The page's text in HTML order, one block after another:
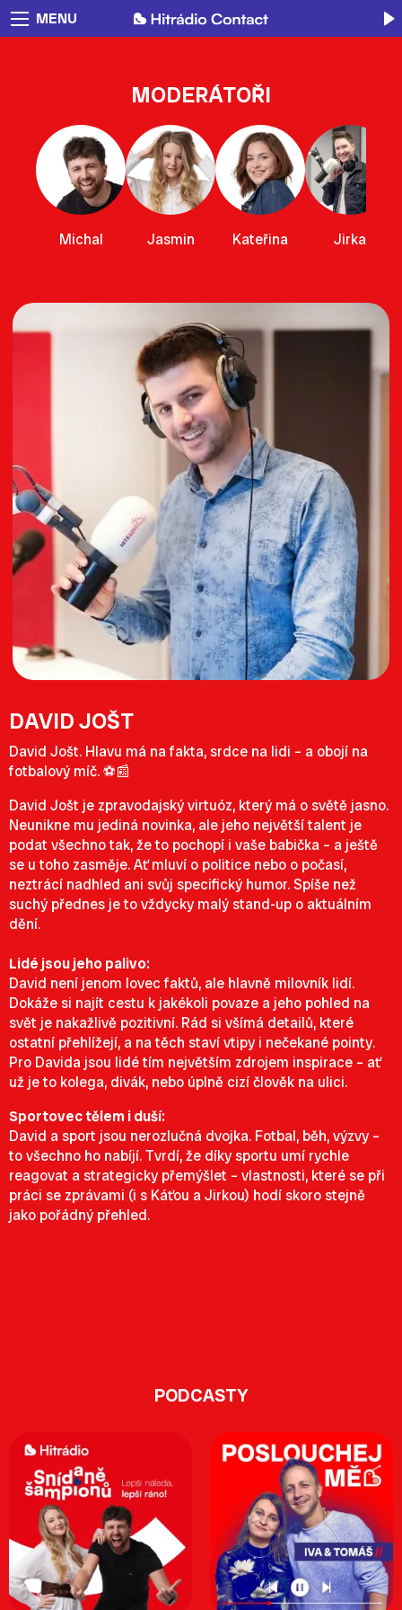
MENU
MODERÁTOŘI
Michal Jasmin Kateřina Jirka
DAVID JOŠT
David Jošt. Hlavu má na fakta, srdce na lidi – a obojí na
fotbalový míč. ⚽📰
David Jošt je zpravodajský virtuóz, který má o světě jasno.
Neunikne mu jediná novinka, ale jeho největší talent je
podat všechno tak, že to pochopí i vaše babička – a ještě
se u toho zasměje. Ať mluví o politice nebo o počasí,
neztrácí nadhled ani svůj specifický humor. Spíše než
suchý přednes je to vždycky malý stand-up o aktuálním
dění.
Lidé jsou jeho palivo:
David není jenom lovec faktů, ale hlavně milovník lidí.
Dokáže si najít cestu k jakékoli povaze a jeho pohled na
svět je nakažlivě pozitivní. Rád si všímá detailů, které
ostatní přehlížejí, a na těch staví vtipy i nečekané pointy.
Pro Davida jsou lidé tím největším zdrojem inspirace – ať
už je to kolega, divák, nebo úplně cizí člověk na ulici.
Sportovec tělem i duší:
David a sport jsou nerozlučná dvojka. Fotbal, běh, výzvy –
to všechno ho nabíjí. Tvrdí, že díky sportu umí rychle
reagovat a strategicky přemýšlet – vlastnosti, které se při
práci se zprávami (i s Káťou a Jirkou) hodí skoro stejně
jako pořádný přehled.
PODCASTY